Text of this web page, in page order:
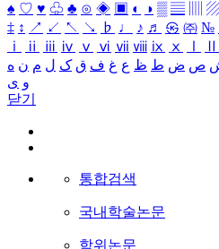
♠ ♡ ♥ ♧ ♣ ⊙ ◈ ▣ ◐ ◑ ▒ ▤
‡ ↕ ↗ ↙ ↖ ↘ ♭ ♩ ♪ ♬ ㉿ ㈜ №
ⅰ
ⅱ ⅲ ⅳ ⅴ ⅵ ⅶ ⅷ ⅸ ⅹ
ص ض ط ظ ع غ ف ق ک ل م ن ه
و ی
닫기
통합검색
국내학술논문
학위논문